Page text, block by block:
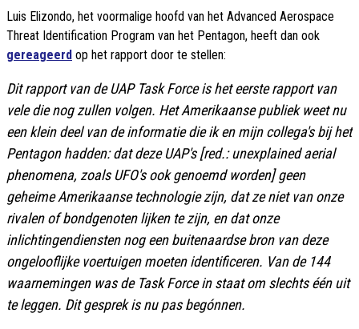
Luis Elizondo, het voormalige hoofd van het Advanced Aerospace
Threat Identification Program van het Pentagon, heeft dan ook
gereageerd op het rapport door te stellen:
Dit rapport van de UAP Task Force is het eerste rapport van
vele die nog zullen volgen. Het Amerikaanse publiek weet nu
een klein deel van de informatie die ik en mijn collega's bij het
Pentagon hadden: dat deze UAP's [red.: unexplained aerial
phenomena, zoals UFO's ook genoemd worden] geen
geheime Amerikaanse technologie zijn, dat ze niet van onze
rivalen of bondgenoten lijken te zijn, en dat onze
inlichtingendiensten nog een buitenaardse bron van deze
ongelooflijke voertuigen moeten identificeren. Van de 144
waarnemingen was de Task Force in staat om slechts één uit
te leggen. Dit gesprek is nu pas begónnen.